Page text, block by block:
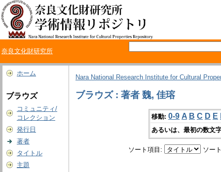
奈良文化財研究所
ホーム
ブラウズ
コミュニティ/
コレクション
発行日
著者
タイトル
主題
Nara National Research Institute for Cultural
ブラウズ : 著者 魏, 佳瑢
移動: 0-9 A B C D E
あるいは、最初の数文
ソート項目: ソー